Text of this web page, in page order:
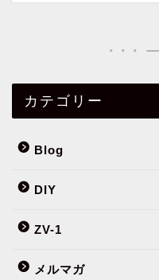
カテゴリー
Blog
DIY
ZV-1
メルマガ